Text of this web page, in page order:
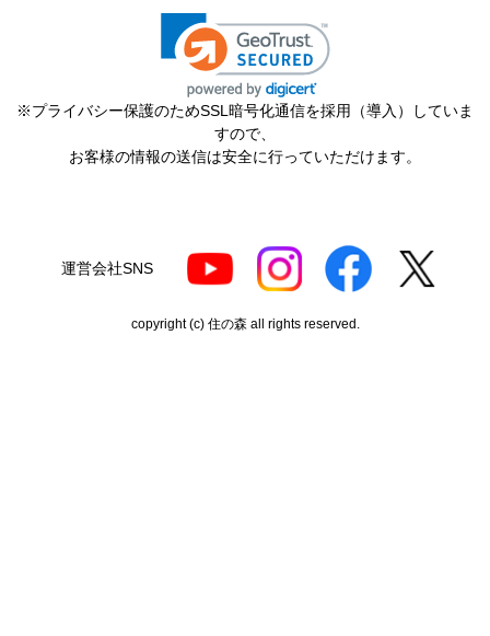
【注文からどのくらいで届きましたか？】
【その他感想・コメント】
ショップ選らんだ理由でも述べましたが、注文から配
送まで、そのつど連絡メールが届き状況が確実に把握
できとても満足しました。
ポルドブラ さん
2026年7月24日 21:04
欲しい商品をスムーズに注文できましたか？
※プライバシー保護のためSSL暗号化通信を採用（導入）していま
すので、
お客様の情報の送信は安全に行っていただけます。
運営会社SNS
copyright (c) 住の森 all rights reserved.